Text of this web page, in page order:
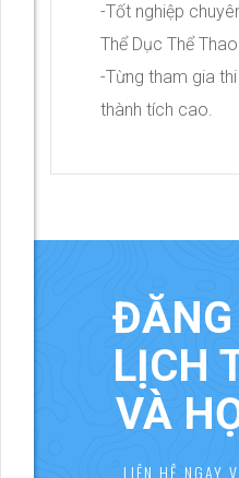
-Tốt nghiệp
Thể Dục Thể
-Từng tham gia
thành tích cao.
LỊCH
VÀ
LIÊN HỆ NGAY